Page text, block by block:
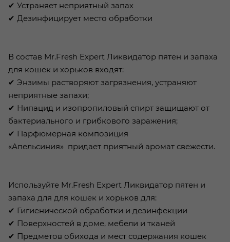
✔ Устраняет неприятный запах
✔ Дезинфицирует место обработки
В состав Mr.Fresh Expert Ликвидатор пятен и запаха
для кошек и хорьков входят:
✔ Энзимы растворяют загрязнения, устраняют
неприятные запахи;
✔ Нипацид и изопропиловый спирт защищают от
бактериального и грибкового заражения;
✔ Парфюмерная композиция
«Апельсиния» придает приятный аромат свежести.
Используйте Mr.Fresh Expert Ликвидатор пятен и
запаха для для кошек и хорьков для:
✔ Гигиенической обработки и дезинфекции
✔ Поверхностей в доме, мебели и тканей
✔ Предметов обихода и мест содержания кошек